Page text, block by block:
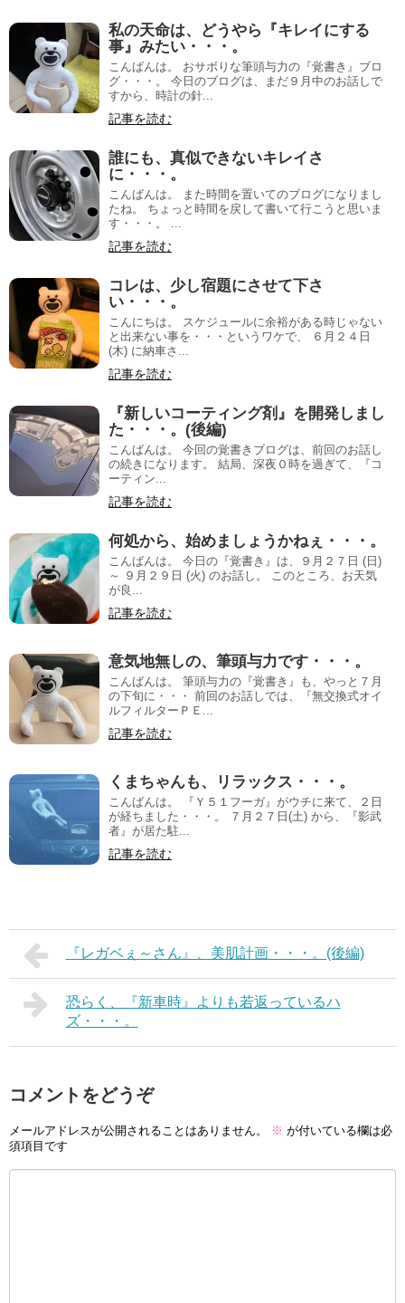
私の天命は、どうやら『キレイにする
事』みたい・・・。
こんばんは。 おサボりな筆頭与力の『覚書き』ブロ
グ・・・。 今日のブログは、まだ９月中のお話しで
すから、時計の針...
記事を読む
誰にも、真似できないキレイさ
に・・・。
こんばんは。 また時間を置いてのブログになりまし
たね。 ちょっと時間を戻して書いて行こうと思いま
す・・・。 ...
記事を読む
コレは、少し宿題にさせて下さ
い・・・。
こんにちは。 スケジュールに余裕がある時じゃない
と出来ない事を・・・というワケで、 ６月２４日
(木) に納車さ...
記事を読む
『新しいコーティング剤』を開発しまし
た・・・。(後編)
こんばんは。 今回の覚書きブログは、前回のお話し
の続きになります。 結局、深夜０時を過ぎて、『コ
ーティン...
記事を読む
何処から、始めましょうかねぇ・・・。
こんばんは。 今日の『覚書き』は、９月２７日 (日)
～ ９月２９日 (火) のお話し。 このところ、お天気
が良...
記事を読む
意気地無しの、筆頭与力です・・・。
こんばんは。 筆頭与力の『覚書き』も、やっと７月
の下旬に・・・ 前回のお話しでは、『無交換式オイ
ルフィルターＰＥ...
記事を読む
くまちゃんも、リラックス・・・。
こんばんは。 『Ｙ５１フーガ』がウチに来て、２日
が経ちました・・・。 ７月２７日(土) から、『影武
者』が居た駐...
記事を読む
『レガベぇ～さん』、美肌計画・・・。(後編)
恐らく、『新車時』よりも若返っているハ
ズ・・・。
コメントをどうぞ
メールアドレスが公開されることはありません。 ※ が付いている欄は必
須項目です